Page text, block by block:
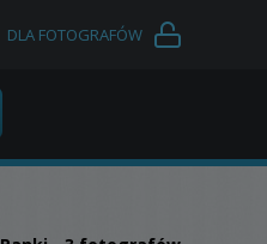
DLA FOTOGRAFÓW